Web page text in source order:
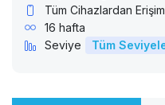
Tüm Cihazlardan Erişim
16 hafta
Seviye
Tüm